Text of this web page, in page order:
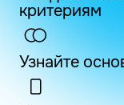
критериям
Узнайте